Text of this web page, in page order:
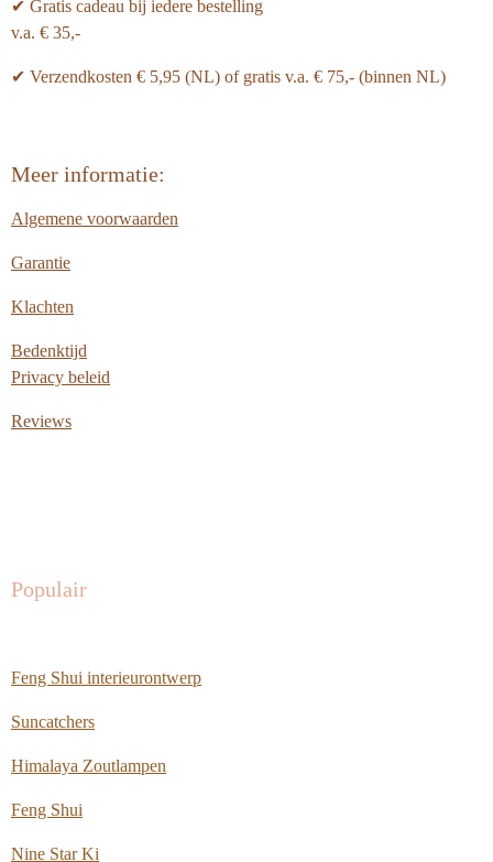
✔ Gratis cadeau bij iedere bestelling
v.a. € 35,-
✔ Verzendkosten € 5,95 (NL) of gratis v.a. € 75,- (binnen NL)
Meer informatie:
Algemene voorwaarden
Garantie
Klachten
Bedenktijd
Privacy beleid
Reviews
Populair
Feng Shui interieurontwerp
Suncatchers
Himalaya Zoutlampen
Feng Shui
Nine Star Ki